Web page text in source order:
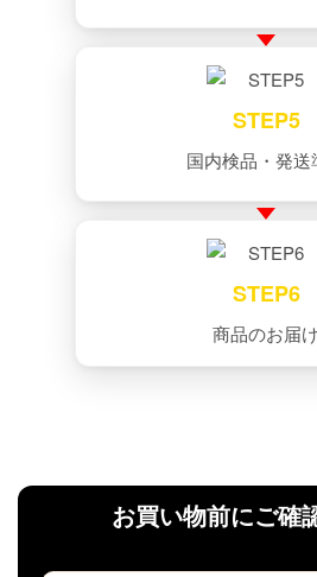
STEP5
国内検品・発送
STEP6
商品のお届け
お買い物前にご確